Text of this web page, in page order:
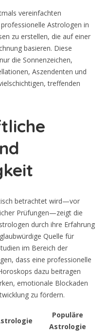
vereinfachten
Astrologen in
zu erstellen, die auf einer
basieren. Diese
die Sonnenzeichen,
Aszendenten und
treffenden
betrachtet wird—vor
Prüfungen—zeigt die
durch ihre Erfahrung
Quelle für
im Bereich der
dass eine professionelle
dazu beitragen
emotionale Blockaden
zu fördern.
Populäre
Astrologie